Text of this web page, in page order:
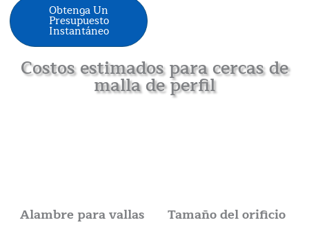
Obtenga Un
Presupuesto
Instantáneo
Costos estimados para cercas de
malla de perfil
Alambre para vallas Tamaño del orificio